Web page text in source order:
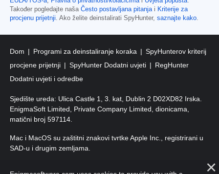
Također pogledajte naša Često postavljana pitanjai Kriterije za
procjenu prijetnji. Ako želite deinstalirati SpyHunter, saznajte kako.
Dom Programi za deinstaliranje koraka
SpyHunterov kriterij
procjene prijetnji
SpyHunter Dodatni uvjeti
RegHunter
Dodatni uvjeti i odredbe
Sjedište ureda: Ulica Castle 1, 3. kat, Dublin 2 D02XD82 Irska.
EnigmaSoft Limited, Private Company Limited, dionicama,
matični broj 597114.
Mac i MacOS su zaštitni znakovi tvrtke Apple Inc., registrirani u
SAD-u i drugim zemljama.